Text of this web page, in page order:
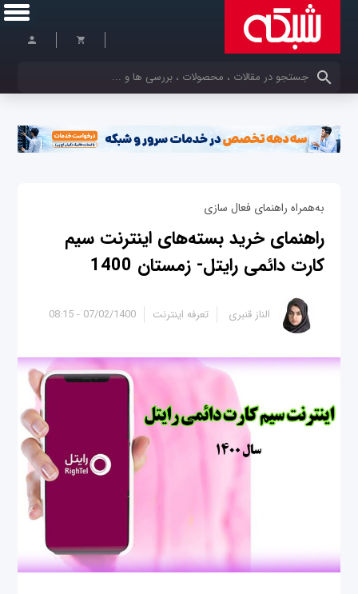
کلمات کلیدی خود را وارد کنید
به‌همراه راهنمای فعال سازی
راهنمای خرید بسته‌های اینترنت سیم
کارت دائمی رایتل- زمستان 1400
07/02/1400 - 08:15 الناز قنبری تعرفه اینترنت